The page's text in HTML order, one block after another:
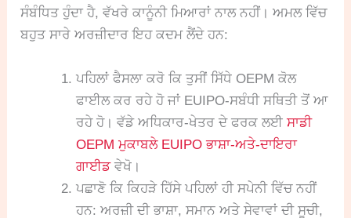
ਸੰਬੰਧਿਤ ਹੁੰਦਾ ਹੈ, ਵੱਖਰੇ ਕਾਨੂੰਨੀ ਮਿਆਰਾਂ ਨਾਲ ਨਹੀਂ। ਅਮਲ ਵਿੱਚ
ਬਹੁਤ ਸਾਰੇ ਅਰਜ਼ੀਦਾਰ ਇਹ ਕਦਮ ਲੈਂਦੇ ਹਨ:
ਪਹਿਲਾਂ ਫੈਸਲਾ ਕਰੋ ਕਿ ਤੁਸੀਂ ਸਿੱਧੇ OEPM ਕੋਲ
ਫਾਈਲ ਕਰ ਰਹੇ ਹੋ ਜਾਂ EUIPO-ਸਬੰਧੀ ਸਥਿਤੀ ਤੋਂ ਆ
ਰਹੇ ਹੋ। ਵੱਡੇ ਅਧਿਕਾਰ-ਖੇਤਰ ਦੇ ਫਰਕ ਲਈਸਾਡੀ
OEPM ਮੁਕਾਬਲੇ EUIPO ਭਾਸ਼ਾ-ਅਤੇ-ਦਾਇਰਾ
ਗਾਈਡਵੇਖੋ।
ਪਛਾਣੋ ਕਿ ਕਿਹੜੇ ਹਿੱਸੇ ਪਹਿਲਾਂ ਹੀ ਸਪੇਨੀ ਵਿੱਚ ਨਹੀਂ
ਹਨ: ਅਰਜ਼ੀ ਦੀ ਭਾਸ਼ਾ, ਸਮਾਨ ਅਤੇ ਸੇਵਾਵਾਂ ਦੀ ਸੂਚੀ,